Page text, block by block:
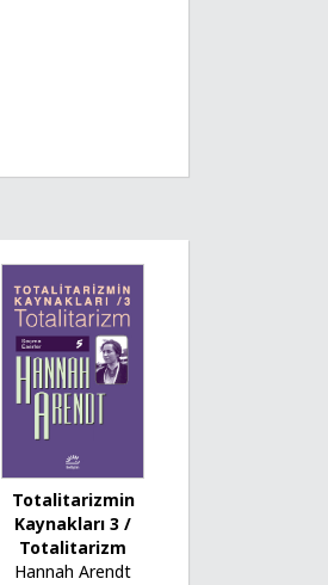
Totalitarizmin
Kaynakları 3 /
Totalitarizm
Hannah Arendt